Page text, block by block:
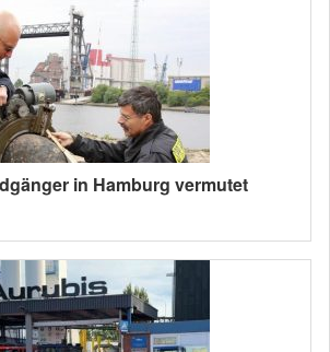
in Hamburg vermutet